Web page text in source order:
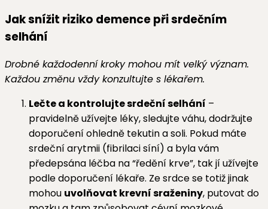
Jak snížit riziko demence při srdečním
selhání
Drobné každodenní kroky mohou mít velký význam.
Každou změnu vždy konzultujte s lékařem.
Lečte a kontrolujte srdeční selhání –
pravidelně užívejte léky, sledujte váhu, dodržujte
doporučení ohledně tekutin a soli. Pokud máte
srdeční arytmii (fibrilaci síní) a byla vám
předepsána léčba na “ředění krve”, tak jí užívejte
podle doporučení lékaře. Ze srdce se totiž jinak
mohou uvolňovat krevní sraženiny, putovat do